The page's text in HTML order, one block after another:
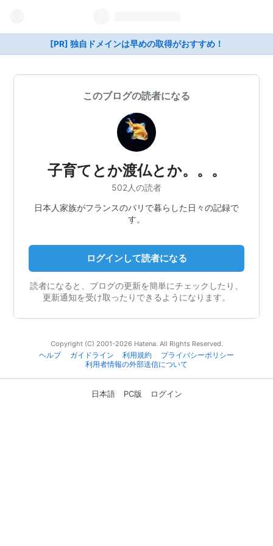
[PR] 独自ドメインは早めの取得がおすすめ！
このブログの読者になる
子育てとか渡仏とか。。。
502人の読者
日本人家族がフランスのパリで暮らした日々の記録で
す。
ログインして読者になる
読者になると、ブログの更新を簡単にチェックしたり、
更新通知を受け取ったりできるようになります。
Copyright (C) 2001-2026 Hatena. All Rights Reserved.
ヘルプ
ガイドライン 利用規約
プライバシーポリシー
利用者情報の外部送信について
日本語 PC版 ログイン